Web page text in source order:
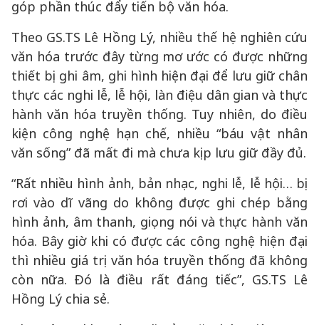
góp phần thúc đẩy tiến bộ văn hóa.
Theo GS.TS Lê Hồng Lý, nhiều thế hệ nghiên cứu
văn hóa trước đây từng mơ ước có được những
thiết bị ghi âm, ghi hình hiện đại để lưu giữ chân
thực các nghi lễ, lễ hội, làn điệu dân gian và thực
hành văn hóa truyền thống. Tuy nhiên, do điều
kiện công nghệ hạn chế, nhiều “báu vật nhân
văn sống” đã mất đi mà chưa kịp lưu giữ đầy đủ.
“Rất nhiều hình ảnh, bản nhạc, nghi lễ, lễ hội… bị
rơi vào dĩ vãng do không được ghi chép bằng
hình ảnh, âm thanh, giọng nói và thực hành văn
hóa. Bây giờ khi có được các công nghệ hiện đại
thì nhiều giá trị văn hóa truyền thống đã không
còn nữa. Đó là điều rất đáng tiếc”, GS.TS Lê
Hồng Lý chia sẻ.